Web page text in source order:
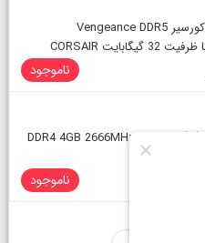
رم کامپیوتر کورسیر Vengeance DDR5
ناموجود
رم کامپیوتر 4گیگابایت کلو DDR4 4GB 2666MHz
ناموجود